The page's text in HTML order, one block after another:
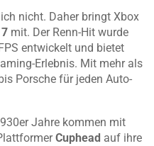
nicht. Daher bringt Xbox
mit. Der Renn-Hit wurde
entwickelt und bietet
Erlebnis. Mit mehr als
Porsche für jeden Auto-
Jahre kommen mit
Cuphead auf ihre